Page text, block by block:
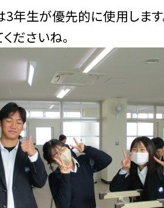
年生が優先的に使用しま
ださいね。